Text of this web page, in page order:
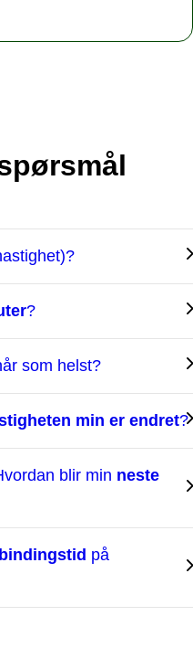
?
som helst?
min er endret?
blir min neste
på